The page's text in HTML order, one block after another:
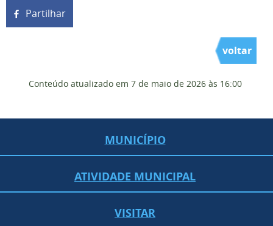
Partilhar
voltar
Conteúdo atualizado em 7 de maio de 2026 às 16:00
MUNICÍPIO
ATIVIDADE MUNICIPAL
VISITAR